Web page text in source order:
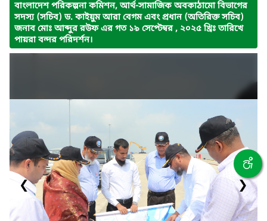
বাংলাদেশ পরিকল্পনা কমিশন, আর্থ-সামাজিক অবকাঠামো বিভাগের
সদস্য (সচিব) ড. কাইয়ুম আরা বেগম এবং প্রধান (অতিরিক্ত সচিব)
জনাব মোঃ আব্দুর রউফ এর গত ১৯ সেপ্টেম্বর , ২০২৫ খ্রিঃ তারিখে
পায়রা বন্দর পরিদর্শন।
❮ ❯